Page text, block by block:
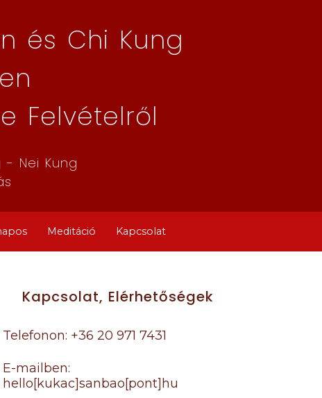
és Chi Kung
Felvételről
- Nei Kung
Meditáció Kapcsolat
Kapcsolat, Elérhetőségek
Telefonon: +36 20 971 7431
E-mailben:
hello[kukac]sanbao[pont]hu